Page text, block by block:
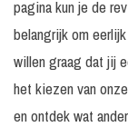
pagina kun je de
belangrijk om
willen graag dat jij
het kiezen van
en ontdek wat